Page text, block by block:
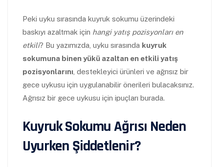
Peki uyku sırasında kuyruk sokumu üzerindeki
baskıyı azaltmak için hangi yatış pozisyonları en
etkili? Bu yazımızda, uyku sırasında kuyruk
sokumuna binen yükü azaltan en etkili yatış
pozisyonlarını , destekleyici ürünleri ve ağrısız bir
gece uykusu için uygulanabilir önerileri bulacaksınız.
Ağrısız bir gece uykusu için ipuçları burada.
Kuyruk Sokumu Ağrısı Neden
Uyurken Şiddetlenir?